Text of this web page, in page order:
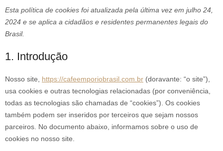
Esta política de cookies foi atualizada pela última vez em julho 24,
2024 e se aplica a cidadãos e residentes permanentes legais do
Brasil.
1. Introdução
Nosso site, https://cafeemporiobrasil.com.br (doravante: “o site”),
usa cookies e outras tecnologias relacionadas (por conveniência,
todas as tecnologias são chamadas de “cookies”). Os cookies
também podem ser inseridos por terceiros que sejam nossos
parceiros. No documento abaixo, informamos sobre o uso de
cookies no nosso site.